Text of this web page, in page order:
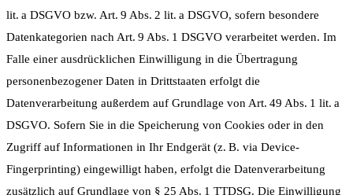
lit. a DSGVO bzw. Art. 9 Abs. 2 lit. a DSGVO, sofern besondere
Datenkategorien nach Art. 9 Abs. 1 DSGVO verarbeitet werden. Im
Falle einer ausdrücklichen Einwilligung in die Übertragung
personenbezogener Daten in Drittstaaten erfolgt die
Datenverarbeitung außerdem auf Grundlage von Art. 49 Abs. 1 lit. a
DSGVO. Sofern Sie in die Speicherung von Cookies oder in den
Zugriff auf Informationen in Ihr Endgerät (z. B. via Device-
Fingerprinting) eingewilligt haben, erfolgt die Datenverarbeitung
zusätzlich auf Grundlage von § 25 Abs. 1 TTDSG. Die Einwilligung